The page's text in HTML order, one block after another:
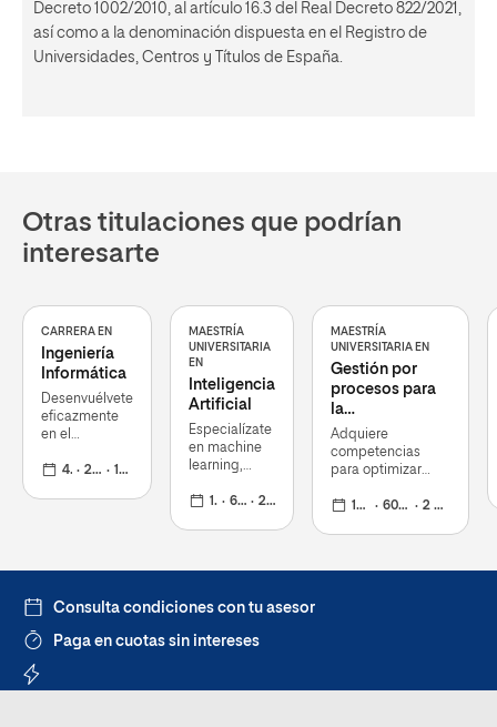
Decreto 1002/2010, al artículo 16.3 del Real Decreto 822/2021,
así como a la denominación dispuesta en el Registro de
Universidades, Centros y Títulos de España.
Otras titulaciones que podrían
interesarte
CARRERA EN
Ingeniería
Informática
Desenvuélvete
eficazmente
en el
aplicación de
4 años 240 ECTS 19 oct 2026
MAESTRÍA
UNIVERSITARIA
EN
Inteligencia
Artificial
Especialízate
en machine
learning,
learning,
por
12 meses 60 ECTS 28 sep 2026
MAESTRÍA
UNIVERSITARIA EN
Gestión por
procesos para
la
Transformación
Digital/Business
Process
(BPM) for Digital
Adquiere
competencias
para optimizar
mejorar la
12 meses 60 ECTS 2 nov 2026
Consulta condiciones con tu asesor
Paga en cuotas sin intereses